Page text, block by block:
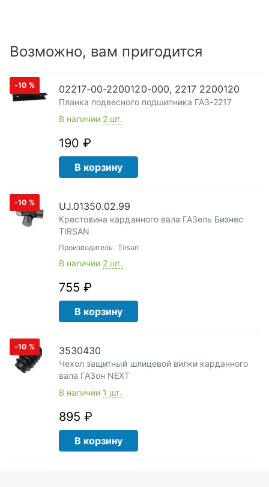
Возможно, вам пригодится
-10 % 02217-00-2200120-000, 2217 2200120
Планка подвесного подшипника ГАЗ-2217
В наличии 2 шт.
190 ₽
В корзину
-10 % UJ.01350.02.99
Крестовина карданного вала ГАЗель Бизнес
TIRSAN
Производитель: Tirsan
В наличии 2 шт.
755 ₽
В корзину
-10 % 3530430
Чехол защитный шлицевой вилки карданного
вала ГАЗон NEXT
В наличии 1 шт.
895 ₽
В корзину